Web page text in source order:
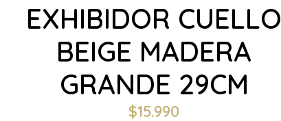
EXHIBIDOR CUELLO
BEIGE MADERA
GRANDE 29CM
$15.990